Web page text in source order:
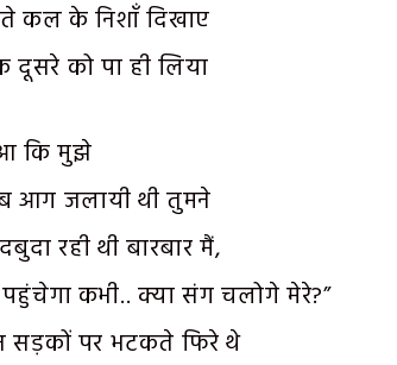
कल के निशाँ दिखाए
को पा ही लिया
कि मुझे
आग जलायी थी तुमने
रही थी बारबार मैं,
कभी.. क्या संग चलोगे मेरे?”
सड़कों पर भटकते फिरे थे